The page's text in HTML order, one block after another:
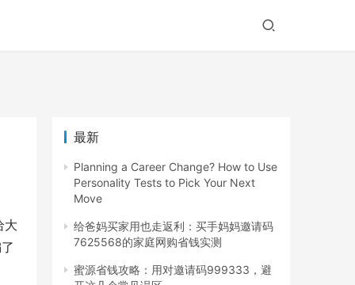
大
最新
Planning a Career Change? How to Use
Personality Tests to Pick Your Next
Move
给爸妈买家用也走返利：买手妈妈邀请码
7625568的家庭网购省钱实测
蜜源省钱攻略：用对邀请码999333，避